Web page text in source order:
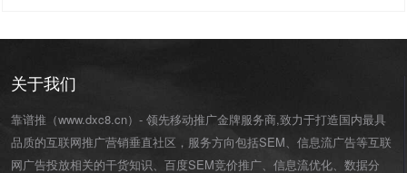
关于我们
靠谱推（www.dxc8.cn）- 领先移动推广金牌服务商,致力于打造国内最具
品质的互联网推广营销垂直社区，服务方向包括SEM、信息流广告等互联
网广告投放相关的干货知识、百度SEM竞价推广、信息流优化、数据分